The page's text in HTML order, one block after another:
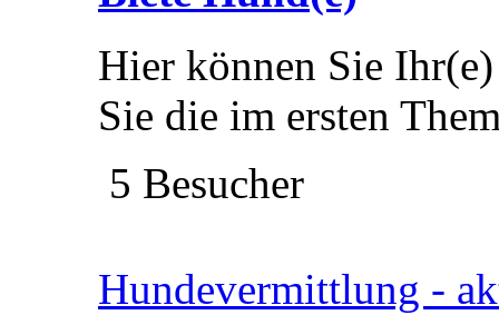
Hier können Sie
Sie die im ersten
5 Besucher
Hundevermittlung -